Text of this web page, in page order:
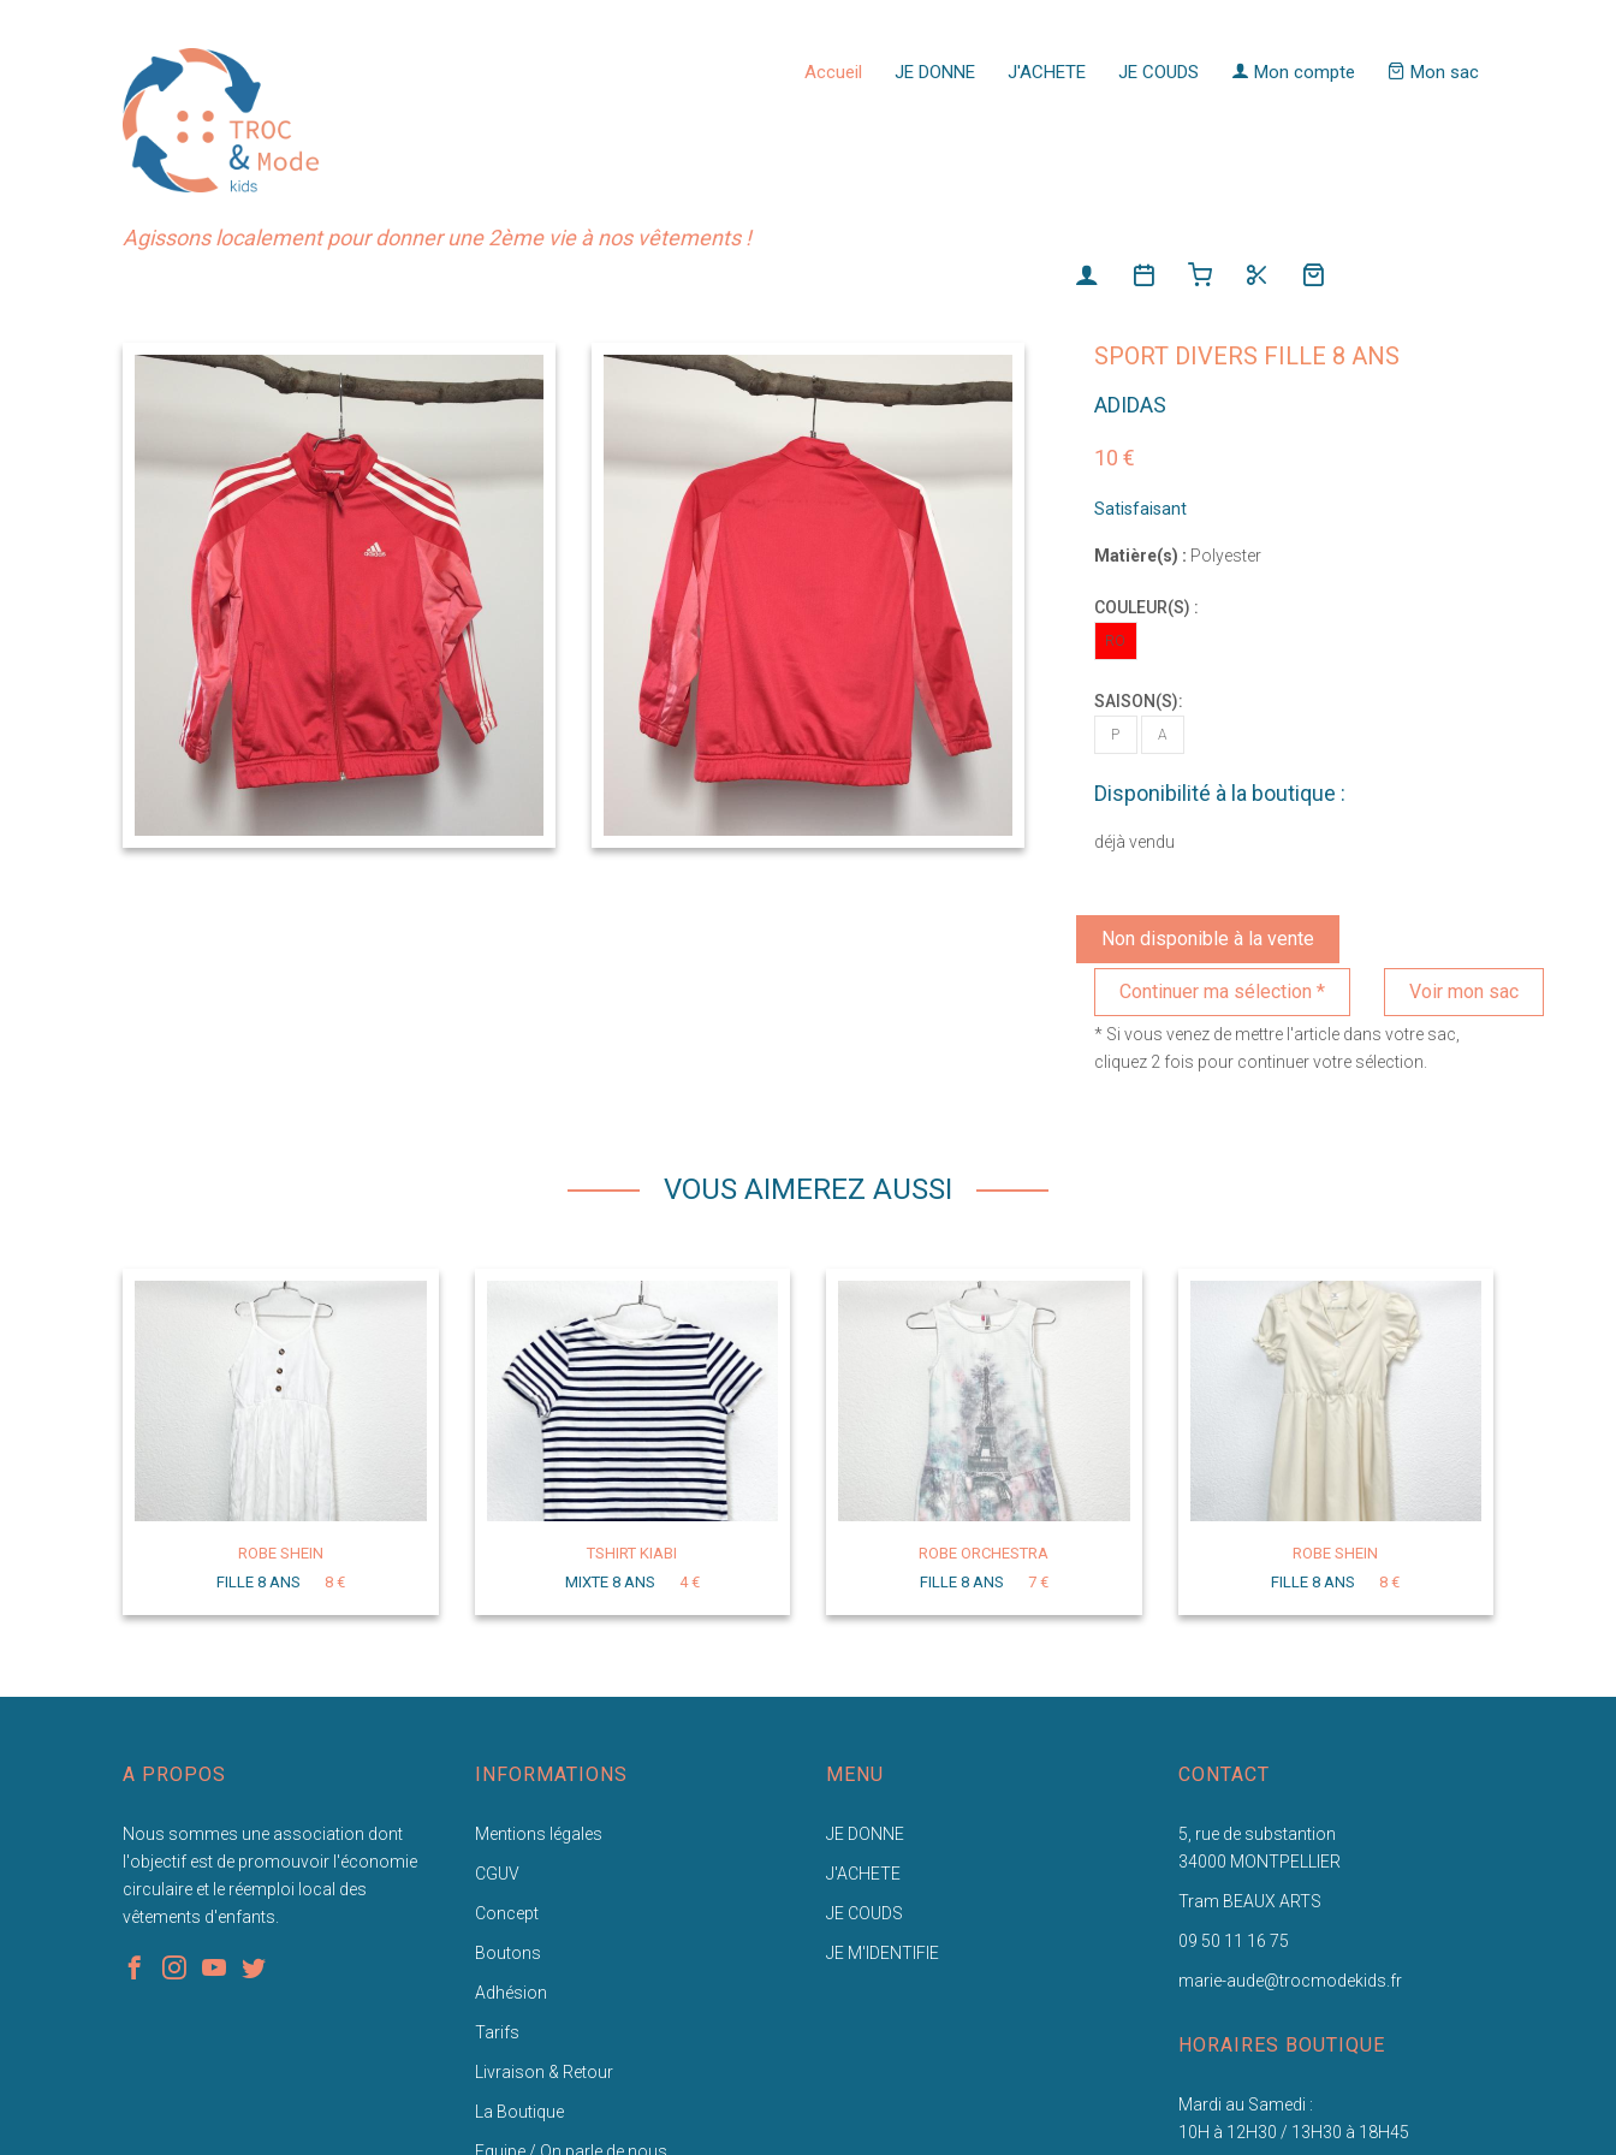
Accueil JE DONNE J'ACHETE JE COUDS Mon compte Mon sac
Agissons localement pour donner une 2ème vie à nos vêtements !
SPORT DIVERS FILLE 8 ANS
ADIDAS
10 €
Satisfaisant
Matière(s) : Polyester
COULEUR(S) :
RO
SAISON(S):
P A
Disponibilité à la boutique :
déjà vendu
Non disponible à la vente
Voir mon sac
* Si vous venez de mettre l'article dans votre sac,
cliquez 2 fois pour continuer votre sélection.
VOUS AIMEREZ AUSSI
ROBE SHEIN
FILLE 8 ANS
8 €
TSHIRT KIABI
MIXTE 8 ANS
4 €
ROBE ORCHESTRA
FILLE 8 ANS
7 €
ROBE SHEIN
FILLE 8 ANS
8 €
A PROPOS
Nous sommes une association dont
l'objectif est de promouvoir l'économie
circulaire et le réemploi local des
vêtements d'enfants.
INFORMATIONS
Mentions légales
CGUV
Concept
Boutons
Adhésion
Tarifs
Livraison & Retour
La Boutique
MENU
JE DONNE
J'ACHETE
JE COUDS
JE M'IDENTIFIE
CONTACT
5, rue de substantion
34000 MONTPELLIER
Tram BEAUX ARTS
09 50 11 16 75
marie-aude@trocmodekids.fr
HORAIRES BOUTIQUE
Mardi au Samedi :
10H à 12H30 / 13H30 à 18H45